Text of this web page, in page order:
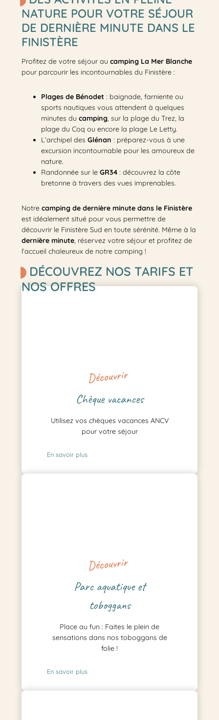
NATURE POUR VOTRE SÉJOUR
DE DERNIÈRE MINUTE DANS LE
FINISTÈRE
Profitez de votre séjour au camping La Mer Blanche
pour parcourir les incontournables du Finistère :
Plages de Bénodet : baignade, farniente ou
sports nautiques vous attendent à quelques
minutes du camping, sur la plage du Trez, la
plage du Coq ou encore la plage Le Letty.
L’archipel des Glénan : préparez-vous à une
excursion incontournable pour les amoureux de
nature.
Randonnée sur le GR34: découvrez la côte
bretonne à travers des vues imprenables.
Notre camping de dernière minute dans le Finistère
est idéalement situé pour vous permettre de
découvrir le Finistère Sud en toute sérénité. Même à la
dernière minute, réservez votre séjour et profitez de
l’accueil chaleureux de notre camping !
DÉCOUVREZ NOS TARIFS ET
NOS OFFRES
Découvrir
Chèque vacances
Utilisez vos chèques vacances ANCV
pour votre séjour
En savoir plus
Découvrir
Parc aquatique et
toboggans
Place au fun : Faites le plein de
sensations dans nos toboggans de
folie !
En savoir plus